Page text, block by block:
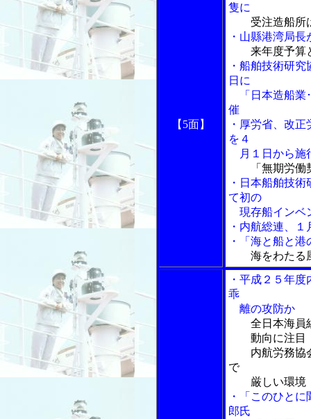
【5面】
隻に
受注造船所
・山縣港湾局
来年度予算
・船舶技術研
日に
「日本造船業
催
・厚労省、改
を４
月１日から施
「無期労
・日本船舶技
て初の
現存船インベ
・内航総連、
・「海と船と
海をわた
・平成２５年
乖
離の攻防か
全日本海員
動向に注目
内航労務協会
で
厳しい環境
・「このひと
郎氏